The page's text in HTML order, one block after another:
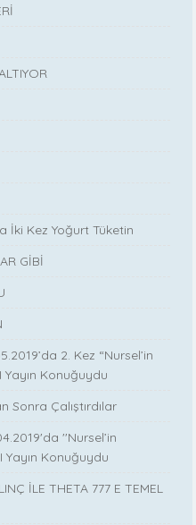
İki Kez Yoğurt Tüketin
GİBİ
2. Kez “Nursel’in
Yayın Konuğuydu
Sonra Çalıştırdılar
''Nursel’in
Yayın Konuğuydu
İLE THETA 777 E TEMEL